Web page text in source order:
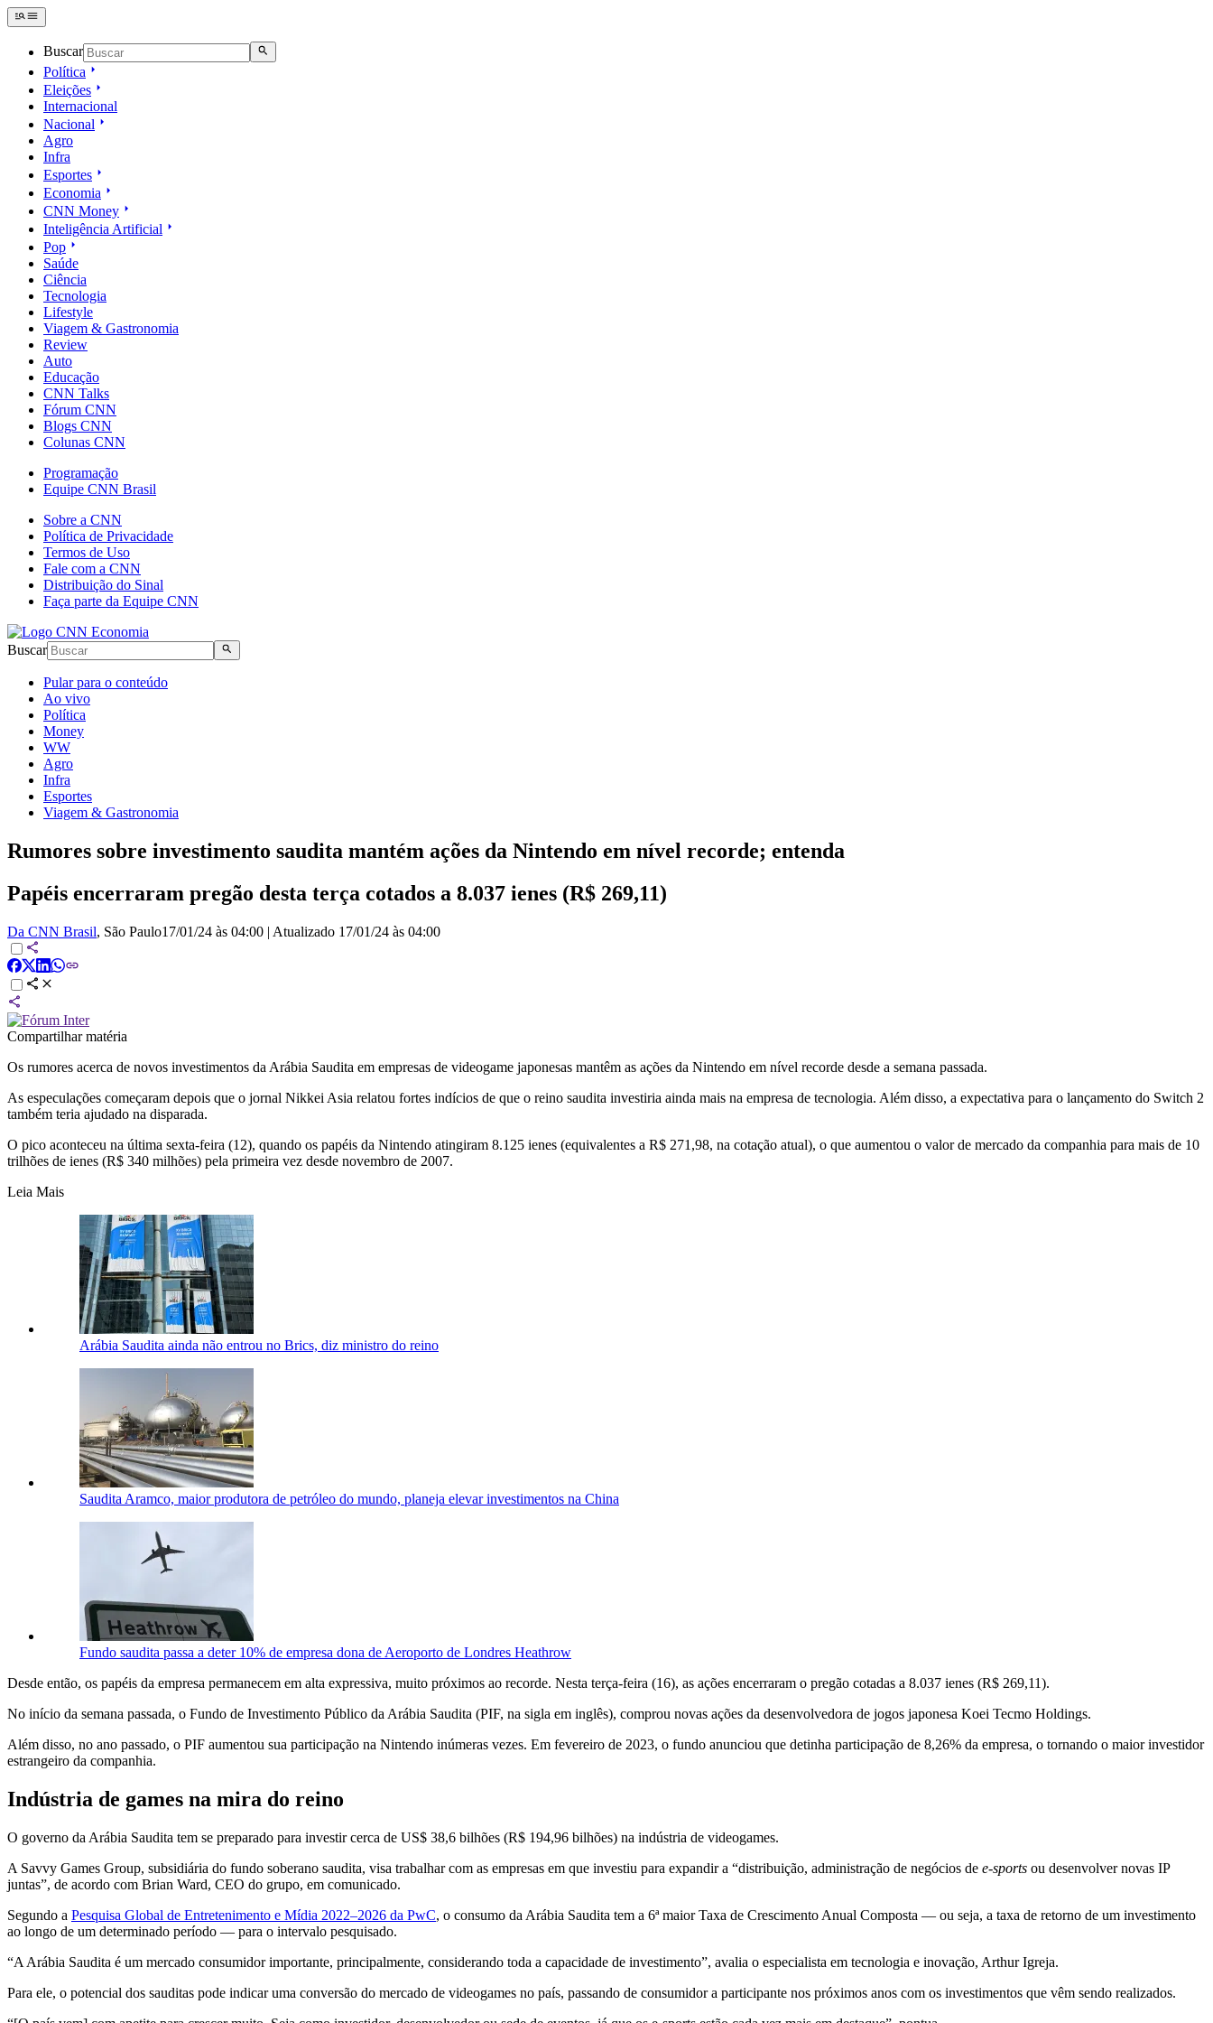
Buscar
Política
Eleições
Internacional
Nacional
Agro
Infra
Esportes
Economia
CNN Money
Inteligência Artificial
Pop
Saúde
Ciência
Tecnologia
Lifestyle
Viagem & Gastronomia
Review
Auto
Educação
CNN Talks
Fórum CNN
Blogs CNN
Colunas CNN
Programação
Equipe CNN Brasil
Sobre a CNN
Política de Privacidade
Termos de Uso
Fale com a CNN
Distribuição do Sinal
Faça parte da Equipe CNN
Buscar
Pular para o conteúdo
Ao vivo
Política
Money
WW
Agro
Infra
Esportes
Viagem & Gastronomia
Rumores sobre investimento saudita mantém ações da Nintendo em nível recorde; entenda
Papéis encerraram pregão desta terça cotados a 8.037 ienes (R$ 269,11)
Da CNN Brasil, São Paulo17/01/24 às 04:00 | Atualizado 17/01/24 às 04:00
Compartilhar matéria
Os rumores acerca de novos investimentos da Arábia Saudita em empresas de videogame japonesas mantêm as ações da Nintendo em nível recorde desde a semana passada.
As especulações começaram depois que o jornal Nikkei Asia relatou fortes indícios de que o reino saudita investiria ainda mais na empresa de tecnologia. Além disso, a expectativa para o lançamento do Switch 2
também teria ajudado na disparada.
O pico aconteceu na última sexta-feira (12), quando os papéis da Nintendo atingiram 8.125 ienes (equivalentes a R$ 271,98, na cotação atual), o que aumentou o valor de mercado da companhia para mais de 10
trilhões de ienes (R$ 340 milhões) pela primeira vez desde novembro de 2007.
Leia Mais
Arábia Saudita ainda não entrou no Brics, diz ministro do reino
Saudita Aramco, maior produtora de petróleo do mundo, planeja elevar investimentos na China
Fundo saudita passa a deter 10% de empresa dona de Aeroporto de Londres Heathrow
Desde então, os papéis da empresa permanecem em alta expressiva, muito próximos ao recorde. Nesta terça-feira (16), as ações encerraram o pregão cotadas a 8.037 ienes (R$ 269,11).
No início da semana passada, o Fundo de Investimento Público da Arábia Saudita (PIF, na sigla em inglês), comprou novas ações da desenvolvedora de jogos japonesa Koei Tecmo Holdings.
Além disso, no ano passado, o PIF aumentou sua participação na Nintendo inúmeras vezes. Em fevereiro de 2023, o fundo anunciou que detinha participação de 8,26% da empresa, o tornando o maior investidor
estrangeiro da companhia.
Indústria de games na mira do reino
O governo da Arábia Saudita tem se preparado para investir cerca de US$ 38,6 bilhões (R$ 194,96 bilhões) na indústria de videogames.
A Savvy Games Group, subsidiária do fundo soberano saudita, visa trabalhar com as empresas em que investiu para expandir a “distribuição, administração de negócios de e-sports ou desenvolver novas IP
juntas”, de acordo com Brian Ward, CEO do grupo, em comunicado.
Segundo a Pesquisa Global de Entretenimento e Mídia 2022–2026 da PwC, o consumo da Arábia Saudita tem a 6ª maior Taxa de Crescimento Anual Composta — ou seja, a taxa de retorno de um investimento
ao longo de um determinado período — para o intervalo pesquisado.
“A Arábia Saudita é um mercado consumidor importante, principalmente, considerando toda a capacidade de investimento”, avalia o especialista em tecnologia e inovação, Arthur Igreja.
Para ele, o potencial dos sauditas pode indicar uma conversão do mercado de videogames no país, passando de consumidor a participante nos próximos anos com os investimentos que vêm sendo realizados.